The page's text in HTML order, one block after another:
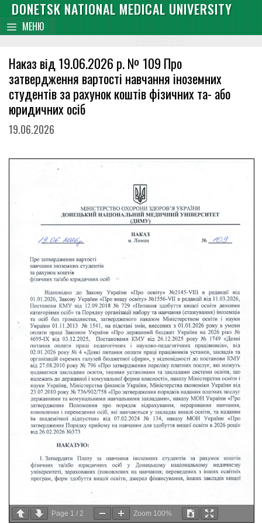
content
Skip
to
content
DONETSK NATIONAL MEDICAL UNIVERSITY
МЕНЮ
Наказ від 19.06.2026 р. № 109 Про
затвердження вартості навчання іноземних
студентів за рахунок коштів фізичних та- або
юридичних осіб
19.06.2026
Page 1 / 2 Zoom 100%